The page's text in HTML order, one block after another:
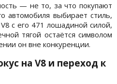
— не то, за что покупают
автомобиля выбирает стиль,
с его 471 лошадиной силой,
тягой остаётся символом
он вне конкуренции.
на V8 и переход к